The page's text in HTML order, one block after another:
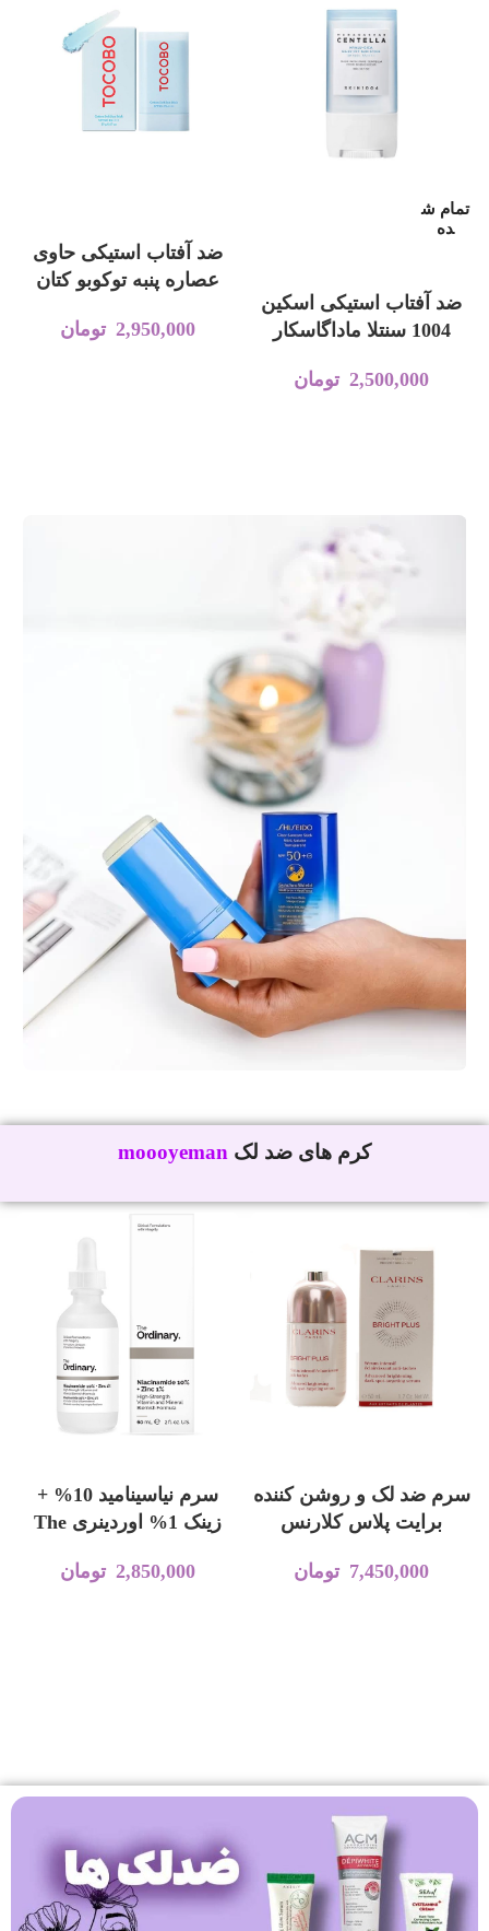
تمام ش
ده
ضد آفتاب استیکی اسکین
1004 سنتلا ماداگاسکار
2,500,000 تومان
ضد آفتاب استیکی حاوی
عصاره پنبه توکوبو کتان
PA++++
2,950,000 تومان
کرم های ضد لک موی من
سرم ضد لک و روشن کننده
برایت پلاس کلارنس
7,450,000 تومان
سرم نیاسینامید 10% +
زینک 1% اوردینری The
2,850,000 تومان